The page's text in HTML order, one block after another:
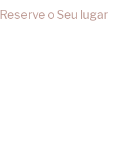
Reserve o Seu lugar